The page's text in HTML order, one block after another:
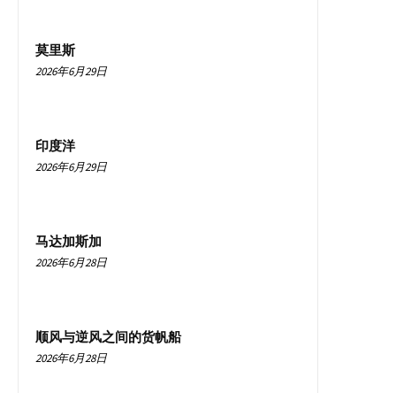
莫里斯
2026年6月29日
印度洋
2026年6月29日
马达加斯加
2026年6月28日
顺风与逆风之间的货帆船
2026年6月28日